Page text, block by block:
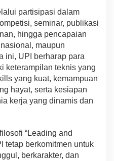
partisipasi da lam
seminar, publikasi
hingga pencapaian
maupun
ini, UPI berharap para
keterampil an teknis yang
yang kuat, kemampuan
g hayat, serta kesiapan
kerja yang dinamis dan
“Leading and
tetap berkomitmen untuk
berkarakter, dan